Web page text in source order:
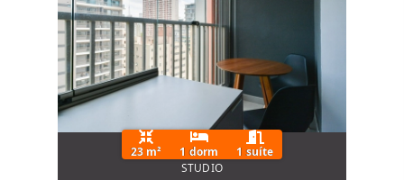
23 m² 1 dorm
1 suíte
STUDIO